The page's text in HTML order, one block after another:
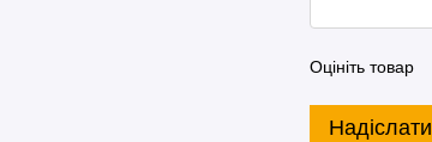
Оцініть товар
Надіслати